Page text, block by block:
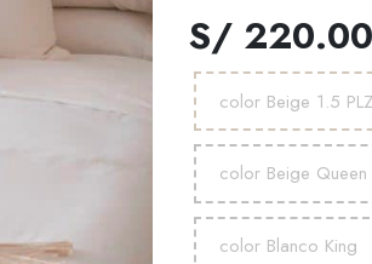
S/ 220.00
color Beige 1.5 PLZ
color Beige Queen
color Blanco King